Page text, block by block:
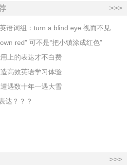
>>>
语词组：turn a blind eye 视而不见
red” 可不是“把小镇涂成红色”
上的表达才不白费
高效英语学习体验
遇数十年一遇大雪
达？？？
>>>